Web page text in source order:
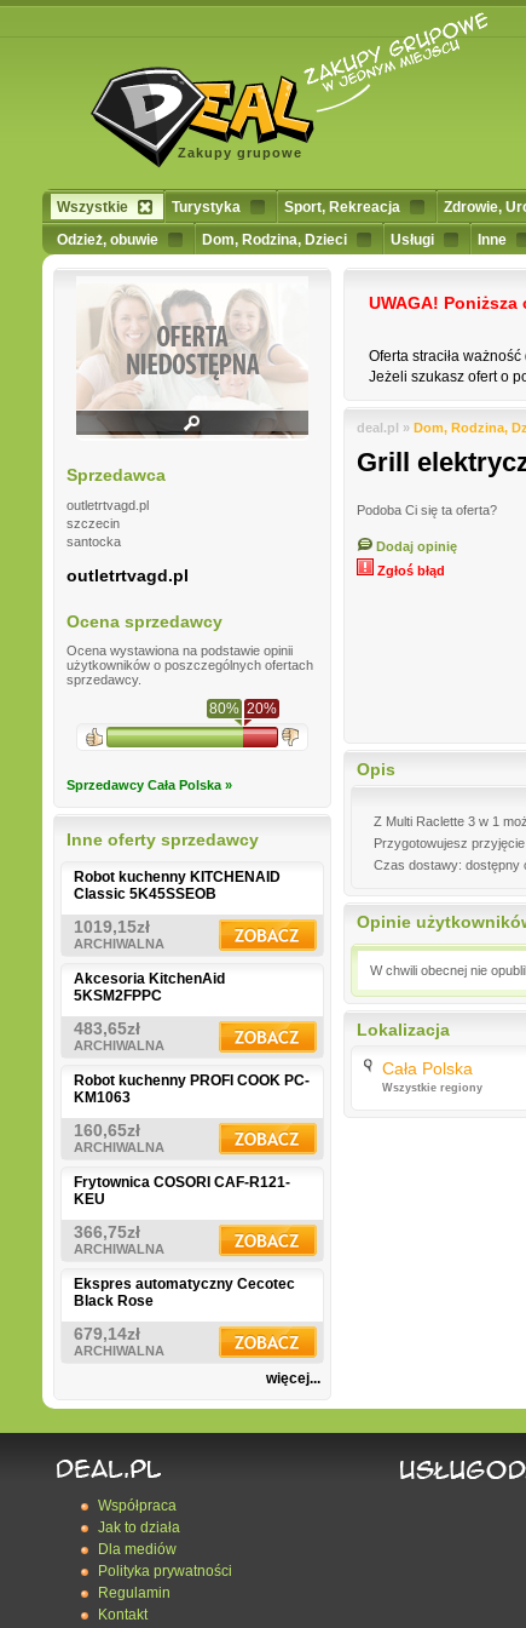
Zakupy grupowe
Wszystkie Turystyka Sport, Rekreacja Zdrowie,
Odzież, obuwie
Dom, Rodzina, Dzieci Usługi Inne
Sprzedawca
outletrtvagd.pl
szczecin
santocka
outletrtvagd.pl
Ocena sprzedawcy
Ocena wystawiona na podstawie opinii
użytkowników o poszczególnych ofertach
sprzedawcy.
80% 20%
Sprzedawcy Cała Polska »
Inne oferty sprzedawcy
Robot kuchenny KITCHENAID
Classic 5K45SSEOB
1019,15zł
ARCHIWALNA
Akcesoria KitchenAid
5KSM2FPPC
483,65zł
ARCHIWALNA
Robot kuchenny PROFI COOK PC-
KM1063
160,65zł
ARCHIWALNA
Frytownica COSORI CAF-R121-
KEU
366,75zł
ARCHIWALNA
Ekspres automatyczny Cecotec
Black Rose
679,14zł
ARCHIWALNA
więcej...
UWAGA!
Oferta straciła
Jeżeli szukasz ofert o
deal.pl » Dom, Rodzina,
Grill
Podoba Ci się ta oferta?
Dodaj opinię
Zgłoś błąd
Opis
Z Multi Raclette 3 w 1
Przygotowujesz przyjęcie
Czas dostawy: dostępny
Opinie
W chwili obecnej nie
Lokalizacja
Cała Polska
Wszystkie regiony
Współpraca
Jak to działa
Dla mediów
Polityka prywatności
Regulamin
Kontakt